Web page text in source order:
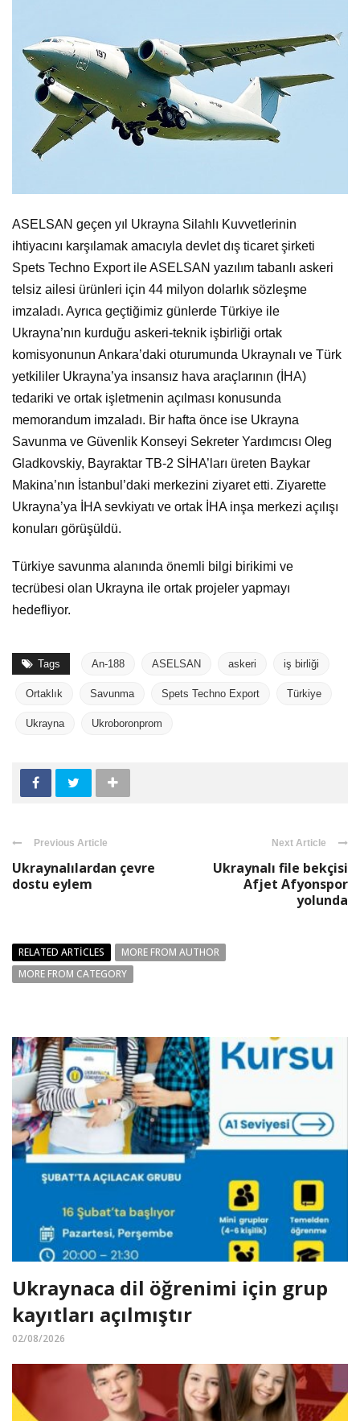
ASELSAN geçen yıl Ukrayna Silahlı Kuvvetlerinin
ihtiyacını karşılamak amacıyla devlet dış ticaret şirketi
Spets Techno Export ile ASELSAN yazılım tabanlı askeri
telsiz ailesi ürünleri için 44 milyon dolarlık sözleşme
imzaladı. Ayrıca geçtiğimiz günlerde Türkiye ile
Ukrayna’nın kurduğu askeri-teknik işbirliği ortak
komisyonunun Ankara’daki oturumunda Ukraynalı ve Türk
yetkililer Ukrayna’ya insansız hava araçlarının (İHA)
tedariki ve ortak işletmenin açılması konusunda
memorandum imzaladı. Bir hafta önce ise Ukrayna
Savunma ve Güvenlik Konseyi Sekreter Yardımcısı Oleg
Gladkovskiy, Bayraktar TB-2 SİHA’ları üreten Baykar
Makina’nın İstanbul’daki merkezini ziyaret etti. Ziyarette
Ukrayna’ya İHA sevkiyatı ve ortak İHA inşa merkezi açılışı
konuları görüşüldü.
Türkiye savunma alanında önemli bilgi birikimi ve
tecrübesi olan Ukrayna ile ortak projeler yapmayı
hedefliyor.
Tags An-188 ASELSAN askeri iş birliği
Ortaklık Savunma Spets Techno Export Türkiye
Ukrayna Ukroboronprom
Previous Article
Ukraynalılardan çevre
dostu eylem
Next Article
Ukraynalı file bekçisi
Afjet Afyonspor
yolunda
RELATED ARTICLES
MORE FROM AUTHOR
MORE FROM CATEGORY
Ukraynaca dil öğrenimi için grup
kayıtları açılmıştır
02/08/2026